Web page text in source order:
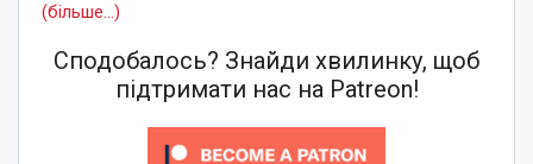
(більше…)
Сподобалось? Знайди хвилинку, щоб
підтримати нас на Patreon!